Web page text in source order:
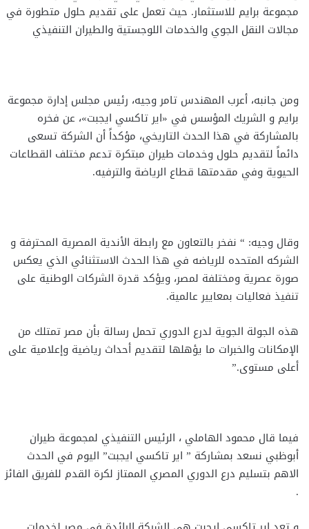
مجموعة برايم للاستثمار. حيث تعمل على تقديم حلول متطورة في
مجالات النقل الجوي والخدمات اللوجستية والطيران التنفيذي
ومن جانبه، أعرب المهندس تامر وجيه، رئيس مجلس إدارة مجموعة
برايم و الشريك المؤسس في «اير تاكسي ايجبت»، عن فخره
بالمشاركة في هذا الحدث التاريخي، مؤكداً أن الشركة تسعى
دائماً لتقديم حلول وخدمات طيران مبتكرة تدعم مختلف القطاعات
الحيوية وفي مقدمتها قطاع الرياضة والترفيه.
وقال وجيه: “ نفخر بالتعاون مع رابطة الأندية المصرية المحترفة و
الشركه المتحده للرياضه في هذا الحدث الاستثنائي الذي يعكس
صورة عصرية ومختلفة لمصر، ويؤكد قدرة الشركات الوطنية على
تنفيذ فعاليات بمعايير عالمية.
هذه الجولة الجوية لدرع الدوري تحمل رسالة بأن مصر تمتلك من
الإمكانات والخبرات ما يؤهلها لتقديم أحداث رياضية وإعلامية على
أعلى مستوى.”
فيما قال محمود الهاملي ، الرئيس التنفيذي لمجموعة طيران
أبوظبي نسعد بمشاركة ” اير تاكسي ايجبت” اليوم في الحدث
الاهم بتسليم درع الدوري المصري الممتاز لكرة القدم للفريق الفائز
.